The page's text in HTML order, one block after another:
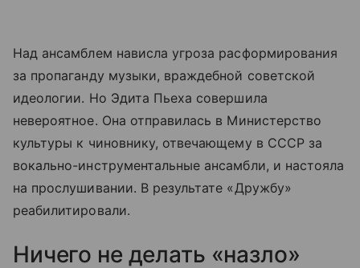
Над ансамблем нависла угроза расформирования
за пропаганду музыки, враждебной советской
идеологии. Но Эдита Пьеха совершила
невероятное. Она отправилась в Министерство
культуры к чиновнику, отвечающему в СССР за
вокально-инструментальные ансамбли, и настояла
на прослушивании. В результате «Дружбу»
реабилитировали.
Ничего не делать «назло»